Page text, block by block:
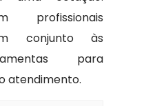
profissionais
conjunto às
para
atendimento.